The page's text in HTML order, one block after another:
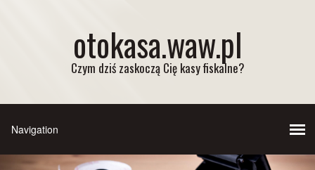
otokasa.waw.pl
Czym dziś zaskoczą Cię kasy fiskalne?